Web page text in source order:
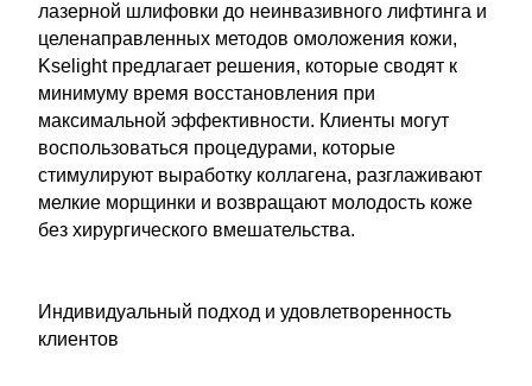
лазерной шлифовки до неинвазивного лифтинга и
целенаправленных методов омоложения кожи,
Kselight предлагает решения, которые сводят к
минимуму время восстановления при
максимальной эффективности. Клиенты могут
воспользоваться процедурами, которые
стимулируют выработку коллагена, разглаживают
мелкие морщинки и возвращают молодость коже
без хирургического вмешательства.
Индивидуальный подход и удовлетворенность
клиентов